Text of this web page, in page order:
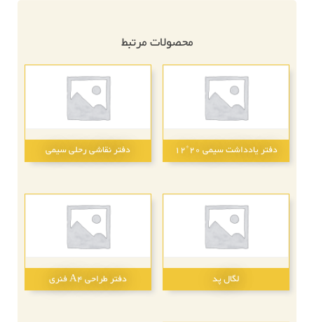
محصولات مرتبط
دفتر یادداشت سیمی 20*12 دفتر نقاشی رحلی سیمی
لگال پد دفتر طراحی A4 فنری